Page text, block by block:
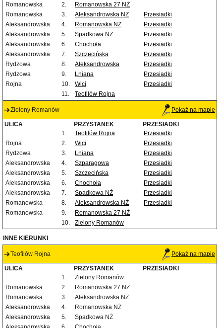
Romanowska
2.
Romanowska 27 NŻ
Romanowska
3. Aleksandrowska NŻ
Przesiadki
Aleksandrowska
4. Romanowska NŻ
Przesiadki
Aleksandrowska
5. Spadkowa NŻ
Przesiadki
Aleksandrowska
6. Chochoła
Przesiadki
Aleksandrowska
7. Szczecińska
Przesiadki
Rydzowa
8. Aleksandrowska
Przesiadki
Rydzowa
9. Lniana
Przesiadki
Rojna
10. Wici
Przesiadki
11.
Teofilów Rojna
Zielony Romanów Pokaż na mapie
ULICA PRZYSTANEK
PRZESIADKI
1.
Teofilów Rojna
Przesiadki
Rojna
2. Wici
Przesiadki
Rydzowa
3. Lniana
Przesiadki
Aleksandrowska
4. Szparagowa
Przesiadki
Aleksandrowska
5. Szczecińska
Przesiadki
Aleksandrowska
6. Chochoła
Przesiadki
Aleksandrowska
7. Spadkowa NŻ
Przesiadki
Romanowska
8. Aleksandrowska NŻ
Przesiadki
Romanowska
9.
Romanowska 27 NŻ
10.
Zielony Romanów
INNE KIERUNKI
Teofilów Rojna Pokaż na mapie
ULICA PRZYSTANEK
PRZESIADKI
1.
Zielony Romanów
Romanowska
2.
Romanowska 27 NŻ
Romanowska
3.
Aleksandrowska NŻ
Aleksandrowska
4.
Romanowska NŻ
Aleksandrowska
5.
Spadkowa NŻ